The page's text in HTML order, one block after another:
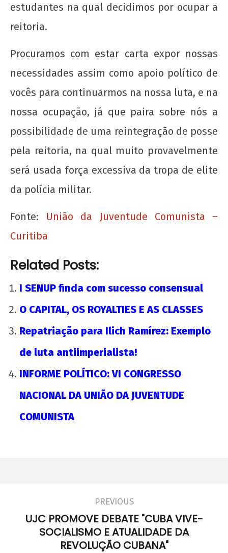
estudantes na qual decidimos por ocupar a
reitoria.
Procuramos com estar carta expor nossas
necessidades assim como apoio político de
vocês para continuarmos na nossa luta, e na
nossa ocupação, já que paira sobre nós a
possibilidade de uma reintegração de posse
pela reitoria, na qual muito provavelmente
será usada força excessiva da tropa de elite
da polícia militar.
Fonte: União da Juventude Comunista –
Curitiba
Related Posts:
I SENUP finda com sucesso consensual
O CAPITAL, OS ROYALTIES E AS CLASSES
Repatriação para Ilich Ramírez: Exemplo
de luta antiimperialista!
INFORME POLÍTICO: VI CONGRESSO
NACIONAL DA UNIÃO DA JUVENTUDE
COMUNISTA
PREVIOUS
UJC PROMOVE DEBATE "CUBA VIVE-
SOCIALISMO E ATUALIDADE DA
REVOLUÇÃO CUBANA"